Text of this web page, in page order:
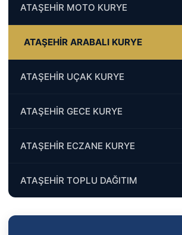
ATAŞEHİR MOTO KURYE
ATAŞEHİR ARABALI KURYE
ATAŞEHİR UÇAK KURYE
ATAŞEHİR GECE KURYE
ATAŞEHİR ECZANE KURYE
ATAŞEHİR TOPLU DAĞITIM